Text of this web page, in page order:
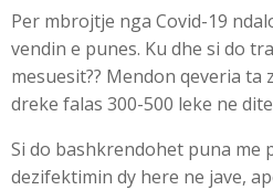
Per mbrojtje nga Covid-19
vendin e punes. Ku dhe si do
mesuesit?? Mendon qeveria ta
dreke falas 300-500 leke ne
Si do bashkrendohet puna me
dezifektimin dy here ne jave,